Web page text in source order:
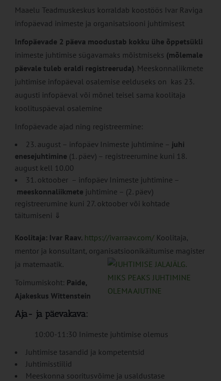
Maaelu Teadmuskeskus korraldab koostöös Ivar Raviga
infopäevad inimeste ja organisatsiooni juhtimisest
Infopäevade 2 päeva moodustab kokku ühe õppetsükli
inimeste juhtimise sügavamaks mõistmiseks (mõlemale
päevale tuleb eraldi registreeruda). Meeskonnaliikmete
juhtimise infopäeval osalemise eelduseks on kas 23.
augusti infopäeval või mõnel teisel sama koolitaja
koolituspäeval osalemine
Infopäevade ajad ning registreermine:
23. august – infopäev Inimeste juhtimine – juhi
enesejuhtimine (1. päev) – registreerumine kuni 18.
august kell 10.00
31. oktoober – infopäev Inimeste juhtimine –
meeskonnaliikmete juhtimine – (2. päev)
registreerumine kuni 27. oktoober või kohtade
täitumiseni ⇓
Koolitaja: Ivar Raav. https://ivarraav.com/ Koolitaja,
mentor ja konsultant, organisatsioonikäitumise magister
ja matemaatik.
Toimumiskoht: Paide,
Ajakeskus Wittenstein
Aja- ja päevakava:
10:00-11:30 Inimeste juhtimise olemus
Juhtimise tasandid ja kompetentsid
Juhtimisstiilid
Meeskonna sooritusvõime ja usaldustase